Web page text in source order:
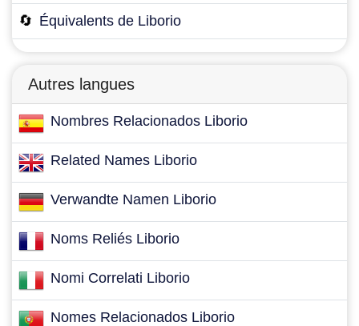
🔄 Équivalents de Liborio
Autres langues
Nombres Relacionados Liborio
Related Names Liborio
Verwandte Namen Liborio
Noms Reliés Liborio
Nomi Correlati Liborio
Nomes Relacionados Liborio